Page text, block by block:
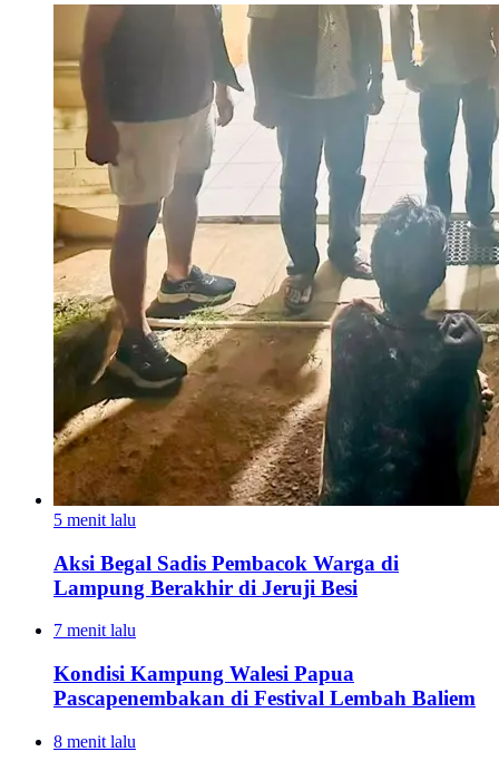
5 menit lalu
Aksi Begal Sadis Pembacok Warga di
Lampung Berakhir di Jeruji Besi
7 menit lalu
Kondisi Kampung Walesi Papua
Pascapenembakan di Festival Lembah Baliem
8 menit lalu